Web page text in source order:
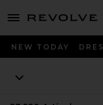
menu - shows more
NEW TODAY